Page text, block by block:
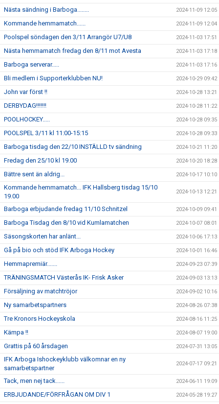
Nästa sändning i Barboga........ 2024-11-09 12:05
Kommande hemmamatch...... 2024-11-09 12:04
Poolspel söndagen den 3/11 Arrangör U7/U8 2024-11-03 17:51
Nästa hemmamatch fredag den 8/11 mot Avesta 2024-11-03 17:18
Barboga serverar..... 2024-11-03 17:16
Bli medlem i Supporterklubben NU! 2024-10-29 09:42
John var först !! 2024-10-28 13:21
DERBYDAG!!!!!!! 2024-10-28 11:22
POOLHOCKEY..... 2024-10-28 09:35
POOLSPEL 3/11 kl 11:00-15:15 2024-10-28 09:33
Barboga tisdag den 22/10 INSTÄLLD tv sändning 2024-10-21 11:20
Fredag den 25/10 kl 19.00 2024-10-20 18:28
Bättre sent än aldrig... 2024-10-17 10:10
Kommande hemmamatch... IFK Hallsberg tisdag 15/10
19.00
2024-10-13 12:21
Barboga erbjudande fredag 11/10 Schnitzel 2024-10-09 09:41
Barboga Tisdag den 8/10 vid Kumlamatchen 2024-10-07 08:01
Säsongskorten har anlänt... 2024-10-06 17:13
Gå på bio och stöd IFK Arboga Hockey 2024-10-01 16:46
Hemmapremiär....... 2024-09-23 07:39
TRÄNINGSMATCH Västerås IK- Frisk Asker 2024-09-03 13:13
Försäljning av matchtröjor 2024-09-02 10:16
Ny samarbetspartners 2024-08-26 07:38
Tre Kronors Hockeyskola 2024-08-16 11:25
Kämpa !! 2024-08-07 19:00
Grattis på 60 årsdagen 2024-07-31 13:05
IFK Arboga Ishockeyklubb välkomnar en ny
samarbetspartner
2024-07-17 09:21
Tack, men nej tack...... 2024-06-11 19:09
ERBJUDANDE/FÖRFRÅGAN OM DIV 1 2024-05-28 19:27